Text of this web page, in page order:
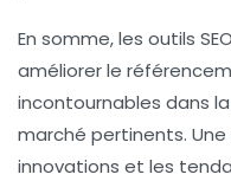
En somme, les outils
améliorer le
incontournables dans
marché pertinents.
innovations et les